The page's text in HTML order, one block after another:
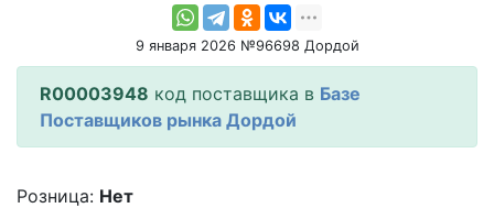
9 января 2026 №96698 Дордой
R00003948 код поставщика в Базе
Поставщиков рынка Дордой
Розница: Нет